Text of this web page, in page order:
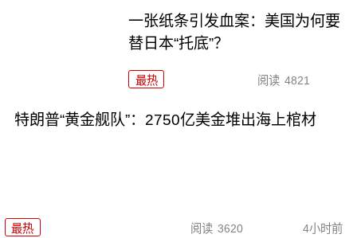
一张纸条引发血案：美国为何要
替日本“托底”？
最热 阅读 4821
特朗普“黄金舰队”：2750亿美金堆出海上棺材
最热 阅读 3620 4小时前